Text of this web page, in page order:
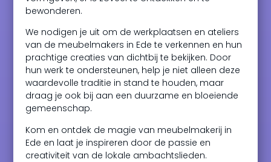
bewonderen.
We nodigen je uit om de werkplaatsen en ateliers
van de meubelmakers in Ede te verkennen en hun
prachtige creaties van dichtbij te bekijken. Door
hun werk te ondersteunen, help je niet alleen deze
waardevolle traditie in stand te houden, maar
draag je ook bij aan een duurzame en bloeiende
gemeenschap.
Kom en ontdek de magie van meubelmakerij in
Ede en laat je inspireren door de passie en
creativiteit van de lokale ambachtslieden.